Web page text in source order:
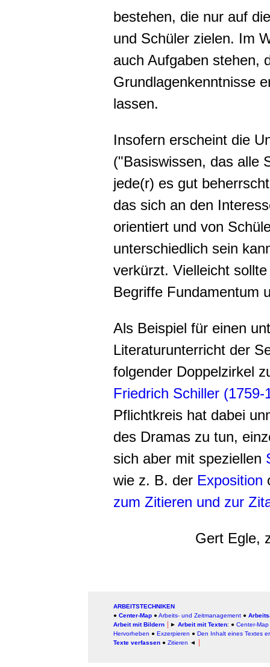
bestehen, die nur auf
und Schüler zielen. Im
auch Aufgaben stehen,
Grundlagenkenntnisse
lassen.
Insofern erscheint die
("Basiswissen, das alle
jede(r) es gut
das sich an den
orientiert und von
unterschiedlich sein
verkürzt. Vielleicht
Begriffe Fundamentum
Als Beispiel für einen
Literaturunterricht der
folgender Doppelzirkel
Friedrich Schiller (1759-
Pflichtkreis hat dabei
des Dramas zu tun,
sich aber mit speziellen
wie z. B. der Exposition
zum Zitieren und zur
Gert Egle,
ARBEITSTECHNIKEN
● Center-Map ● Arbeits- und Zeitmanagement ●
Arbeit mit Bildern
► Arbeit mit Texten: ● Center-Map
Hervorheben ● Exzerpieren ● Den Inhalt eines Textes
Texte verfassen ● Zitieren ◄